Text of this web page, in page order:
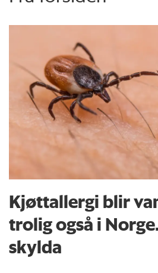
Kjøttallergi blir
trolig også i
skylda